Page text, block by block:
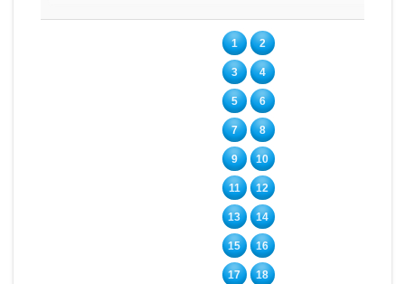
1 2
3 4
5 6
7 8
9 10
11 12
13 14
15 16
17 18